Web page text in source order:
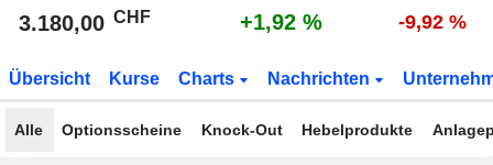
3.180,00 CHF +1,92 % -9,92 %
Übersicht Kurse Charts Nachrichten
Alle Optionsscheine Knock-Out Hebelprodukte